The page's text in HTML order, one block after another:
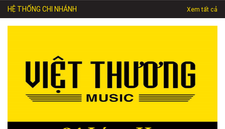
HỆ THỐNG CHI NHÁNH Xem tất cả